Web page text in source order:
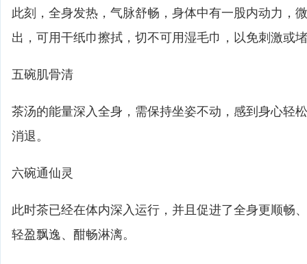
此刻，全身发热，气脉舒畅，身体中有一股内动力，
出，可用干纸巾擦拭，切不可用湿毛巾，以免刺激或
五碗肌骨清
茶汤的能量深入全身，需保持坐姿不动，感到身心轻
消退。
六碗通仙灵
此时茶已经在体内深入运行，并且促进了全身更顺畅
轻盈飘逸、酣畅淋漓。